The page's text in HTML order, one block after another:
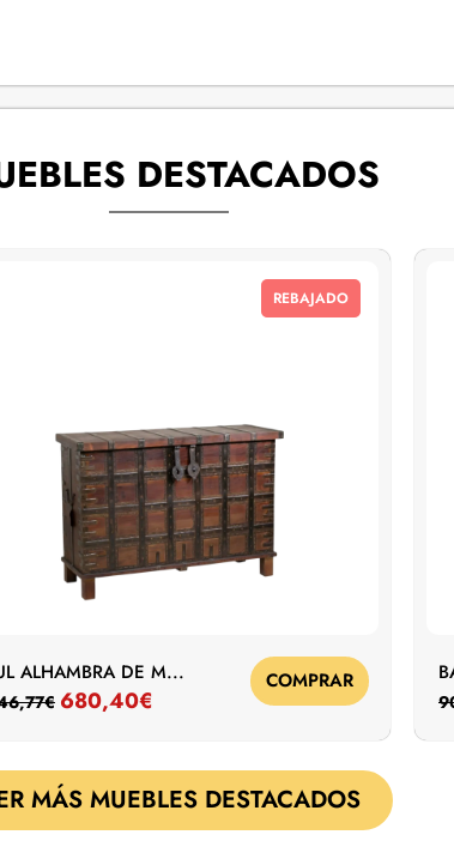
DESTACADOS
REBAJADO
ALHAMBRA DE M...
€ 680,40€
COMPRAR
MÁS MUEBLES DESTACADOS